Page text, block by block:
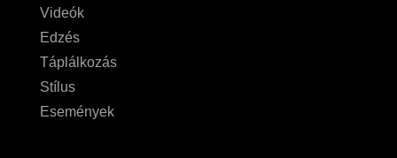
Videók
Edzés
Táplálkozás
Stílus
Események